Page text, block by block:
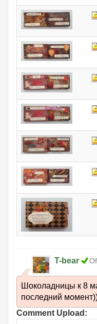
T-bear
Шоколадницы к 8
последний
Comment Upload: